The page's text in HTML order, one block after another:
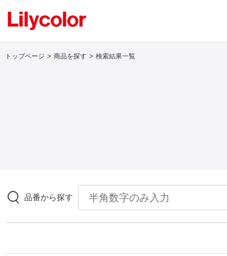
壁紙
トップページ 商品を探す 検索結果一覧
品番から探す